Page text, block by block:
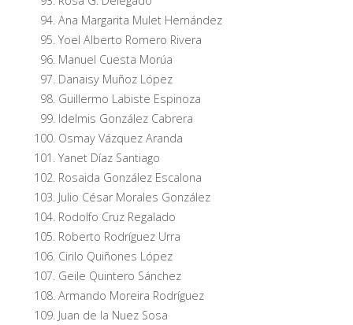
Ana Margarita Mulet Hernández
Yoel Alberto Romero Rivera
Manuel Cuesta Morúa
Danaisy Muñoz López
Guillermo Labiste Espinoza
Idelmis González Cabrera
Osmay Vázquez Aranda
Yanet Díaz Santiago
Rosaida González Escalona
Julio César Morales González
Rodolfo Cruz Regalado
Roberto Rodríguez Urra
Cirilo Quiñones López
Geile Quintero Sánchez
Armando Moreira Rodríguez
Juan de la Nuez Sosa